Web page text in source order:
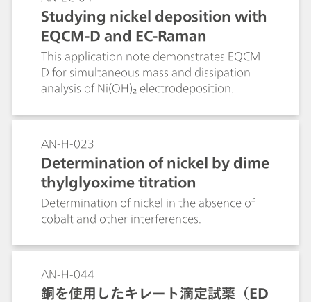
Studying nickel deposition with
EQCM-D and EC-Raman
This application note demonstrates EQCM
D for simultaneous mass and dissipation
analysis of Ni(OH)₂ electrodeposition.
AN-H-023
Determination of nickel by dime
thylglyoxime titration
Determination of nickel in the absence of
cobalt and other interferences.
AN-H-044
銅を使用したキレート滴定試薬（ED